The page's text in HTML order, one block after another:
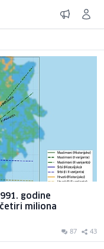
godine
miliona
87 43